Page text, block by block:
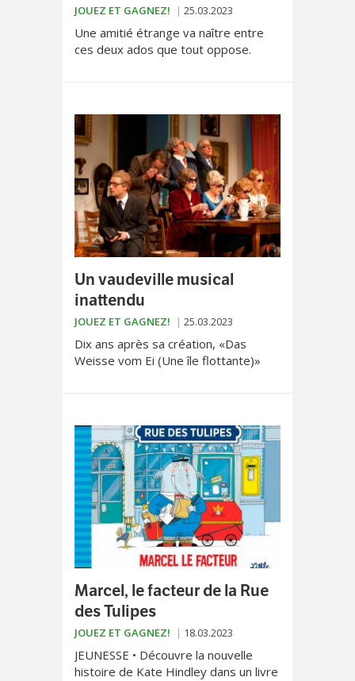
JOUEZ ET GAGNEZ! 25.03.2023
Une amitié étrange va naître entre
ces deux ados que tout oppose.
Un vaudeville musical
inattendu
JOUEZ ET GAGNEZ! 25.03.2023
Dix ans après sa création, «Das
Weisse vom Ei (Une île flottante)»
Marcel, le facteur de la Rue
des Tulipes
JOUEZ ET GAGNEZ! 18.03.2023
JEUNESSE • Découvre la nouvelle
histoire de Kate Hindley dans un livre